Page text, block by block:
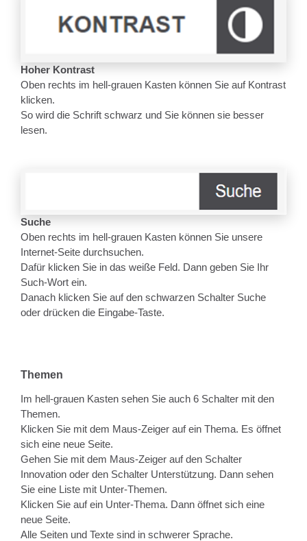
Hoher Kontrast
Oben rechts im hell-grauen Kasten können Sie auf Kontrast
klicken.
So wird die Schrift schwarz und Sie können sie besser
lesen.
Suche
Oben rechts im hell-grauen Kasten können Sie unsere
Internet-Seite durchsuchen.
Dafür klicken Sie in das weiße Feld. Dann geben Sie Ihr
Such-Wort ein.
Danach klicken Sie auf den schwarzen Schalter Suche
oder drücken die Eingabe-Taste.
Themen
Im hell-grauen Kasten sehen Sie auch 6 Schalter mit den
Themen.
Klicken Sie mit dem Maus-Zeiger auf ein Thema. Es öffnet
sich eine neue Seite.
Gehen Sie mit dem Maus-Zeiger auf den Schalter
Innovation oder den Schalter Unterstützung. Dann sehen
Sie eine Liste mit Unter-Themen.
Klicken Sie auf ein Unter-Thema. Dann öffnet sich eine
neue Seite.
Alle Seiten und Texte sind in schwerer Sprache.